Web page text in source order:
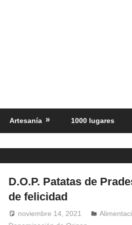
Artesanía 1000 lugares
D.O.P. Patatas de
de felicidad
noviembre 14, 2021 Windrose